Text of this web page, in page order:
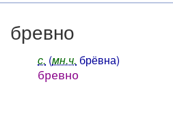
бревно
с. (мн.ч. брёвна)
бревно